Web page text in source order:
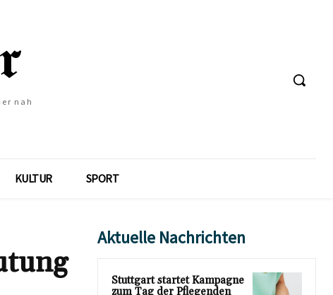
nah
KULTUR SPORT
Aktuelle Nachrichten
Stuttgart startet Kampagne
zum Tag der Pflegenden